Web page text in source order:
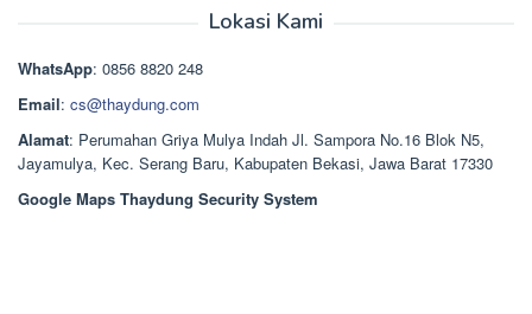
Rp1.378.000.
Lokasi Kami
WhatsApp: 0856 8820 248
Email: cs@thaydung.com
Alamat: Perumahan Griya Mulya Indah Jl. Sampora No.16 Blok N5,
Jayamulya, Kec. Serang Baru, Kabupaten Bekasi, Jawa Barat 17330
Google Maps Thaydung Security System